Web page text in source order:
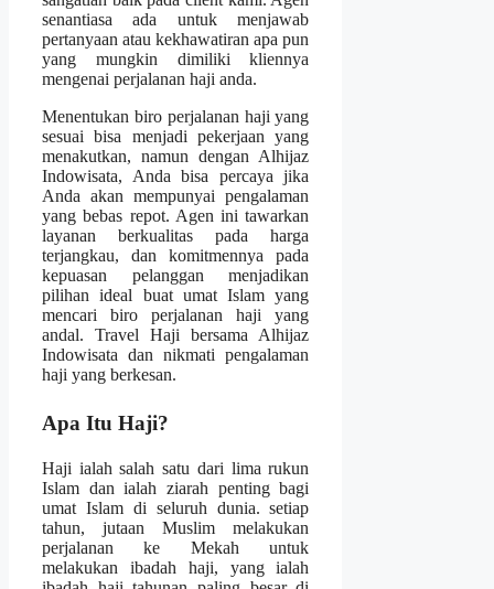
senantiasa ada untuk menjawab
pertanyaan atau kekhawatiran apa pun
yang mungkin dimiliki kliennya
mengenai perjalanan haji anda.
Menentukan biro perjalanan haji yang
sesuai bisa menjadi pekerjaan yang
menakutkan, namun dengan Alhijaz
Indowisata, Anda bisa percaya jika
Anda akan mempunyai pengalaman
yang bebas repot. Agen ini tawarkan
layanan berkualitas pada harga
terjangkau, dan komitmennya pada
kepuasan pelanggan menjadikan
pilihan ideal buat umat Islam yang
mencari biro perjalanan haji yang
andal. Travel Haji bersama Alhijaz
Indowisata dan nikmati pengalaman
haji yang berkesan.
Apa Itu Haji?
Haji ialah salah satu dari lima rukun
Islam dan ialah ziarah penting bagi
umat Islam di seluruh dunia. setiap
tahun, jutaan Muslim melakukan
perjalanan ke Mekah untuk
melakukan ibadah haji, yang ialah